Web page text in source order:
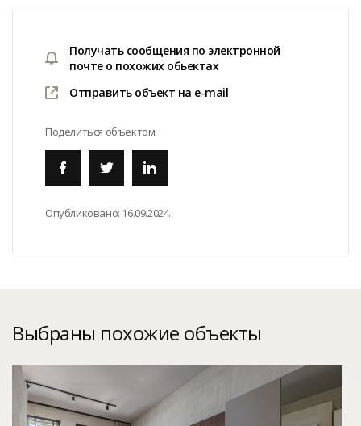
Получать сообщения по электронной
почте о похожих обьектах
Отправить объект на e-mail
Поделиться объектом:
Опубликовано: 16.09.2024.
Выбраны похожие объекты